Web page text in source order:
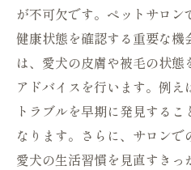
が不可欠です。ペットサロ
健康状態を確認する重要な機
は、愛犬の皮膚や被毛の状
アドバイスを行います。例
トラブルを早期に発見する
なります。さらに、サロンで
愛犬の生活習慣を見直すき